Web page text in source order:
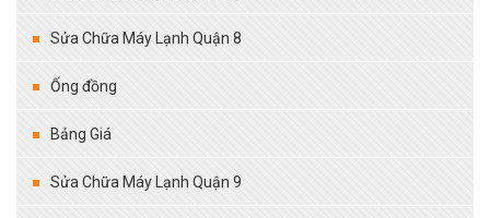
Sửa Chữa Máy Lạnh Quận 8
Ống đồng
Bảng Giá
Sửa Chữa Máy Lạnh Quận 9